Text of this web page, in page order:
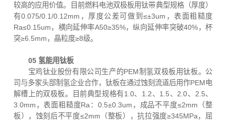
较高的应用价值。目前燃料电池双极板用钛带典型规格（厚度）
有0.075/0.1/0.12mm，厚度公差可做到≤±3um，表面粗糙度
Ra≤0.15um，横向延伸率A50≥35%，纵向延伸率突破40%，杯
突≥6.5mm，晶粒度≥8级。
05 氢能用钛板
宝鸡钛业股份有限公司生产的PEM制氢双极板用钛板。公
司与多家头部制氢企业合作，钛板在通过蚀刻流道后用作PEM电
解槽上的双极板。目前典型规格有1.0、1.2、1.5、2.0、2.5、
3.0mm，表面粗糙度Ra：0.5±0.3um，成品不平度≤2mm（整
板），蚀刻后不平度≤2mm（整板），抗拉强度≥345MPa，屈